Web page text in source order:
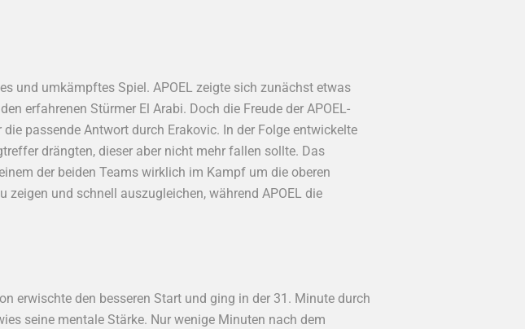
und umkämpftes Spiel. APOEL zeigte sich zunächst etwas
erfahrenen Stürmer El Arabi. Doch die Freude der APOEL-
passende Antwort durch Erakovic. In der Folge entwickelte
drängten, dieser aber nicht mehr fallen sollte. Das
der beiden Teams wirklich im Kampf um die oberen
und schnell auszugleichen, während APOEL die
erwischte den besseren Start und ging in der 31. Minute durch
seine mentale Stärke. Nur wenige Minuten nach dem